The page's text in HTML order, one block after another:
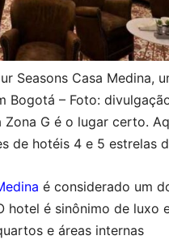
Seasons Casa Medina,
Bogotá – Foto:
G é o lugar certo.
de hotéis 4 e 5 estrelas
é considerado um
hotel é sinônimo de luxo
e áreas internas